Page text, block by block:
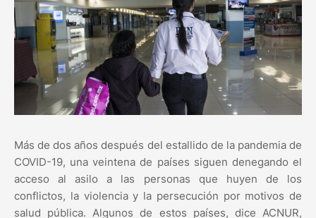
Más de dos años después del estallido de la pandemia de
COVID-19, una veintena de países siguen denegando el
acceso al asilo a las personas que huyen de los
conflictos, la violencia y la persecución por motivos de
salud pública. Algunos de estos países, dice ACNUR,